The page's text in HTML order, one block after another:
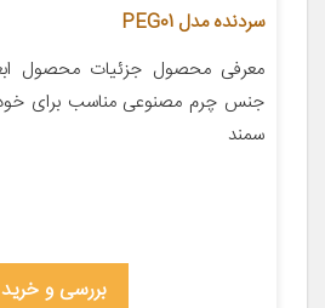
سردنده مدل PEG01
سمند
بررسی و خرید